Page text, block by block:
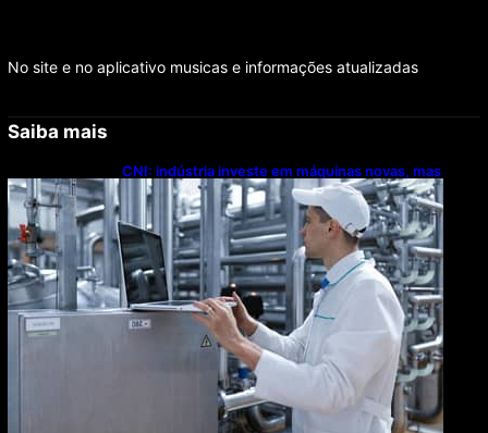
No site e no aplicativo musicas e informações atualizadas
Saiba mais
CNI: indústria investe em máquinas novas, mas
modernização tecnológica avança lentamente